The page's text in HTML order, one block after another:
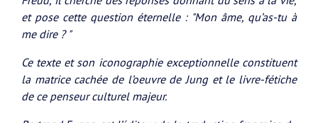
et pose cette question éternelle : "Mon âme, qu’as-tu à
me dire ? "
Ce texte et son iconographie exceptionnelle constituent
la matrice cachée de l’oeuvre de Jung et le livre-fétiche
de ce penseur culturel majeur.